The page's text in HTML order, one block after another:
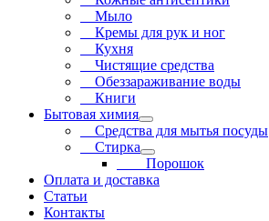
Мыло
Кремы для рук и ног
Кухня
Чистящие средства
Обеззараживание воды
Книги
Бытовая химия
Средства для мытья посуды
Стирка
Порошок
Оплата и доставка
Статьи
Контакты